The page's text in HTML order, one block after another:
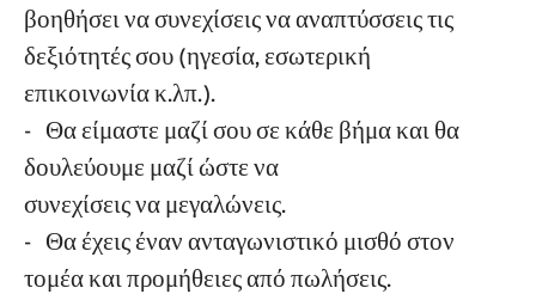
βοηθήσει να συνεχίσεις να αναπτύσσεις τις
δεξιότητές σου (ηγεσία, εσωτερική
επικοινωνία κ.λπ.).
- Θα είμαστε μαζί σου σε κάθε βήμα και θα
δουλεύουμε μαζί ώστε να
συνεχίσεις να μεγαλώνεις.
- Θα έχεις έναν ανταγωνιστικό μισθό στον
τομέα και προμήθειες από πωλήσεις.